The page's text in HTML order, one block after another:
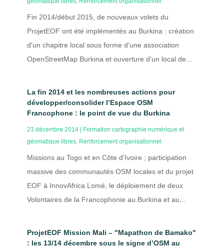
Fin 2014/début 2015, de nouveaux volets du
ProjetEOF ont été implémentés au Burkina : création
d'un chapitre local sous forme d'une association
OpenStreetMap Burkina et ouverture d'un local de...
La fin 2014 et les nombreuses actions pour
développer/consolider l’Espace OSM
Francophone : le point de vue du Burkina
23 décembre 2014|
Formation cartographie numérique et
géomatique libres, Renforcement organisationnel
Missions au Togo et en Côte d’Ivoire ; participation
massive des communautés OSM locales et du projet
EOF à InnovAfrica Lomé, le déploiement de deux
Volontaires de la Francophonie au Burkina et au...
ProjetEOF Mission Mali – "Mapathon de Bamako"
: les 13/14 décembre sous le signe d’OSM au